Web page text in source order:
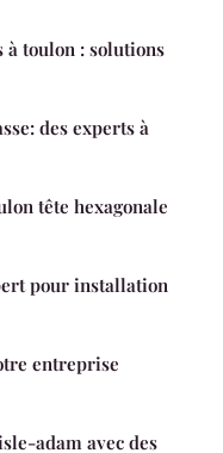
toulon : solutions
des experts à
tête hexagonale
pour installation
entreprise
adam avec des